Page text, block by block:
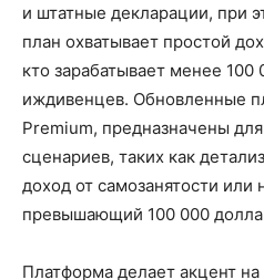
и штатные декларации, при
план охватывает простой
кто зарабатывает менее
иждивенцев. Обновленные
Premium, предназначены
сценариев, таких как
доход от самозанятости
превышающий 100 000
Платформа делает акцент на